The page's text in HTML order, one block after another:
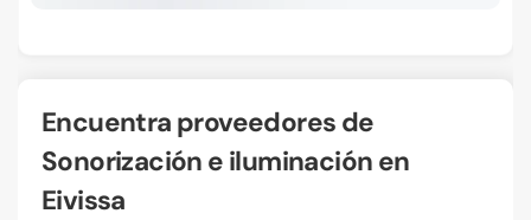
Encuentra proveedores de
Sonorización e iluminación en
Eivissa